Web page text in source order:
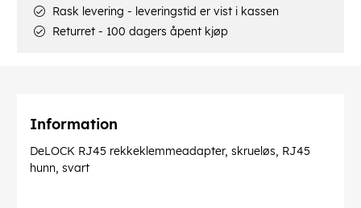
Rask levering - leveringstid er vist i kassen
Returret - 100 dagers åpent kjøp
Information
DeLOCK RJ45 rekkeklemmeadapter, skrueløs, RJ45
hunn, svart